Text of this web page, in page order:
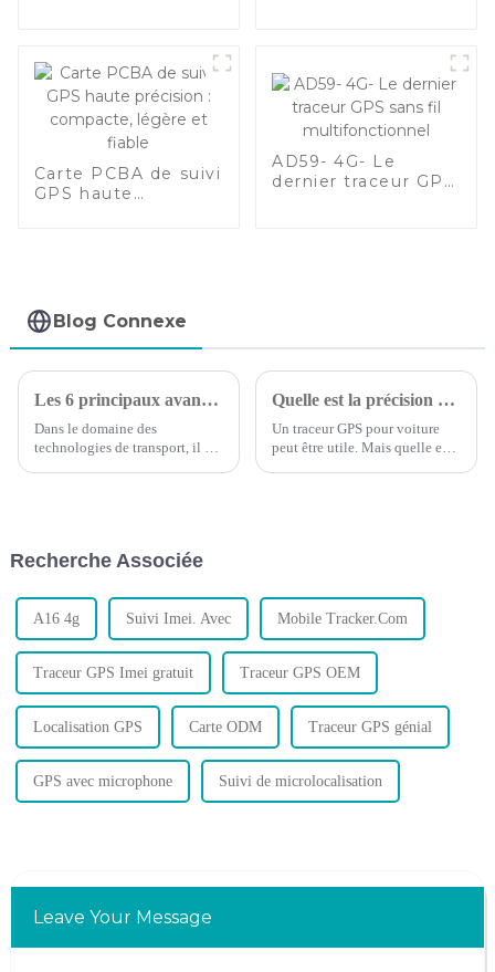
de tension (9-90 V)
et suivi en temps
réel pour la sécurité
des véhicules et
des équipements-1
Carte PCBA de suivi
GPS haute
AD59- 4G- Le
dernier traceur GPS
Blog Connexe
Les 6 principaux avantages du suivi GPS des véhicules
Dans le domaine des
technologies de transport, il est
technologies.
Quelle est la précision des dispositifs de suivi GPS pour voitures ?
Un traceur GPS pour voiture
peut être utile. Mais quelle est
Recherche Associée
A16 4g Suivi Imei. Avec Mobile Tracker.Com
Traceur GPS Imei gratuit Traceur GPS OEM
Localisation GPS Carte ODM Traceur GPS génial
GPS avec microphone Suivi de microlocalisation
Leave Your Message